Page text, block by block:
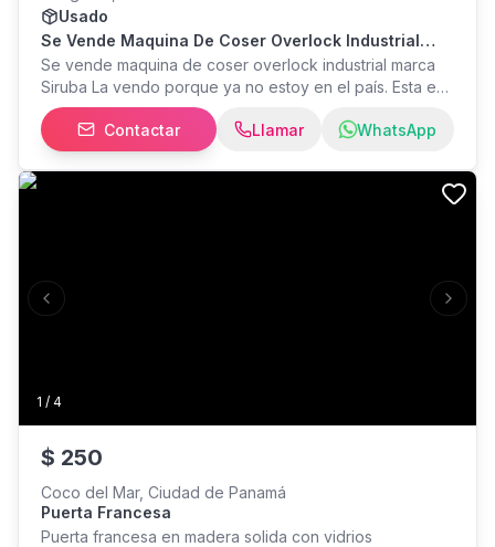
Usado
Se Vende Maquina De Coser Overlock Industrial
Marca Siruba
Se vende maquina de coser overlock industrial marca
Siruba La vendo porque ya no estoy en el país. Esta en
perfectas condiciones, último mantenimiento en enero,
usada solo para coser licra y telas suaves
Contactar Llamar WhatsApp
1 / 4
Previous slide Next
$ 250
Coco del Mar, Ciudad de Panamá
Puerta Francesa
Puerta francesa en madera solida con vidrios